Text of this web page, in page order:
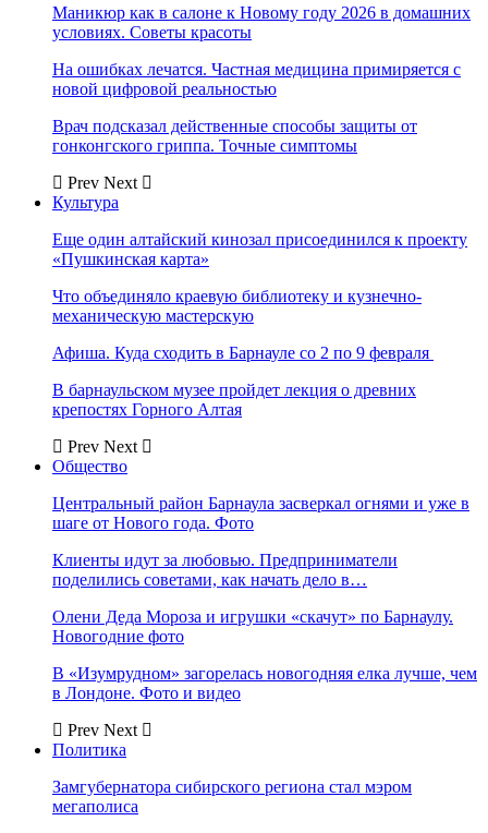
Маникюр как в салоне к Новому году 2026 в домашних
условиях. Советы красоты
На ошибках лечатся. Частная медицина примиряется с
новой цифровой реальностью
Врач подсказал действенные способы защиты от
гонконгского гриппа. Точные симптомы
Prev Next
Культура
Еще один алтайский кинозал присоединился к проекту
«Пушкинская карта»
Что объединяло краевую библиотеку и кузнечно-
механическую мастерскую
Афиша. Куда сходить в Барнауле со 2 по 9 февраля
В барнаульском музее пройдет лекция о древних
крепостях Горного Алтая
Prev Next
Общество
Центральный район Барнаула засверкал огнями и уже в
шаге от Нового года. Фото
Клиенты идут за любовью. Предприниматели
поделились советами, как начать дело в…
Олени Деда Мороза и игрушки «скачут» по Барнаулу.
Новогодние фото
В «Изумрудном» загорелась новогодняя елка лучше, чем
в Лондоне. Фото и видео
Prev Next
Политика
Замгубернатора сибирского региона стал мэром
мегаполиса